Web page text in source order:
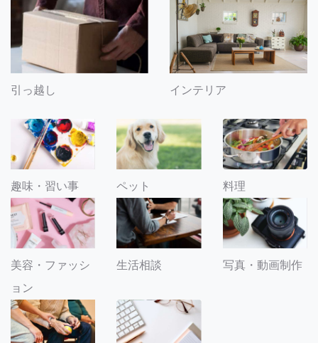
引っ越し インテリア
趣味・習い事 ペット 料理
美容・ファッシ
ョン
生活相談 写真・動画制作